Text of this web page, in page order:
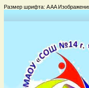
Размер шрифта: AAA